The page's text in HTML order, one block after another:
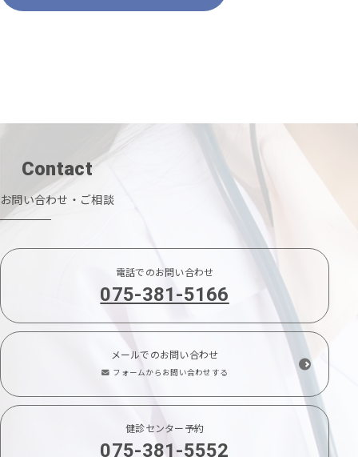
Contact
お問い合わせ・ご相談
電話でのお問い合わせ
075-381-5166
メールでのお問い合わせ
フォームからお問い合わせする
健診センター予約
075-381-5552